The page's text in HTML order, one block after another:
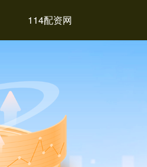
114配资网